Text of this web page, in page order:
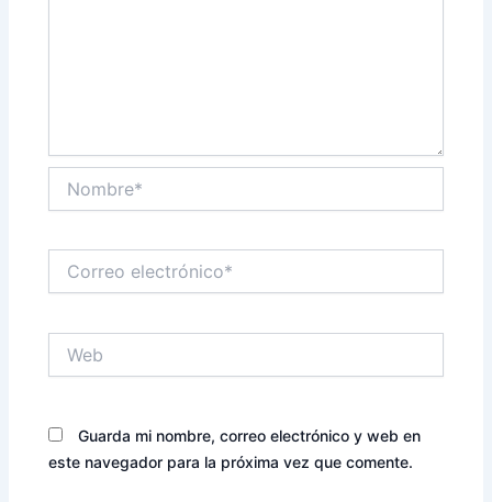
electrónico*
Guarda mi nombre, correo electrónico y web en
este navegador para la próxima vez que comente.